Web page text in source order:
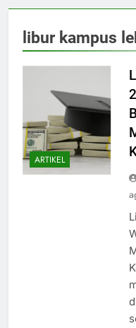
libur kampus
ARTIKEL